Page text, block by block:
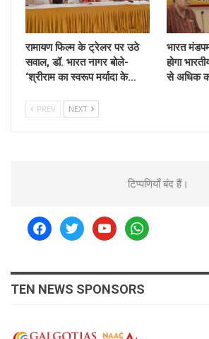
रामायण फिल्म के ट्रेलर पर उठे
सवाल, डॉ. भारत नागर बोले-
‘श्रीराम का स्वरूप मर्यादा के…
भारत
होगा
से अधिक
PREV NEXT
टिप्पणियाँ बंद हैं।
facebooktwitteryoutubewhatsapp
TEN NEWS SPONSORS